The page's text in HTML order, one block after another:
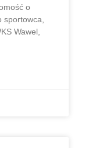
o
Wawel,